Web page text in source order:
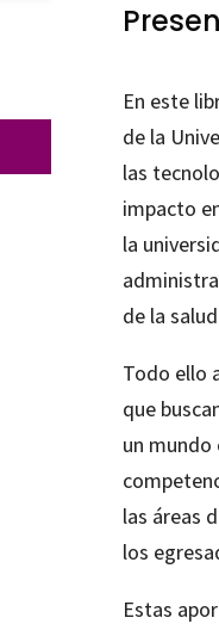
En este
de la
las
impacto
la
de la
Todo ello
que
un
las áreas
los
Estas